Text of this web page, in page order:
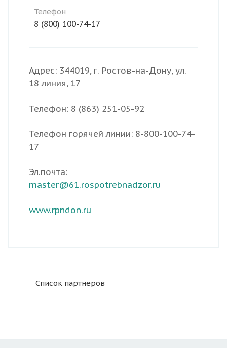
Телефон
8 (800) 100-74-17
Адрес: 344019, г. Ростов-на-Дону, ул.
18 линия, 17
Телефон: 8 (863) 251-05-92
Телефон горячей линии: 8-800-100-74-
17
Эл.почта:
master@61.rospotrebnadzor.ru
www.rpndon.ru
Список партнеров